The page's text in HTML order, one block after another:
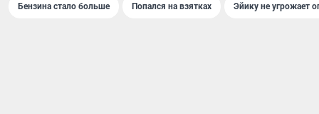
Бензина стало больше Попался на взятках Эйику не угрожает